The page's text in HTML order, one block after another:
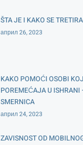
ŠTA JE I KAKO SE
април 26, 2023
KAKO POMOĆI OSOBI
POREMEĆAJA U ISHRANI
SMERNICA
април 24, 2023
ZAVISNOST OD